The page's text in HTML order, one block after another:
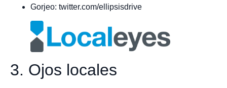
Gorjeo: twitter.com/ellipsisdrive
3. Ojos locales